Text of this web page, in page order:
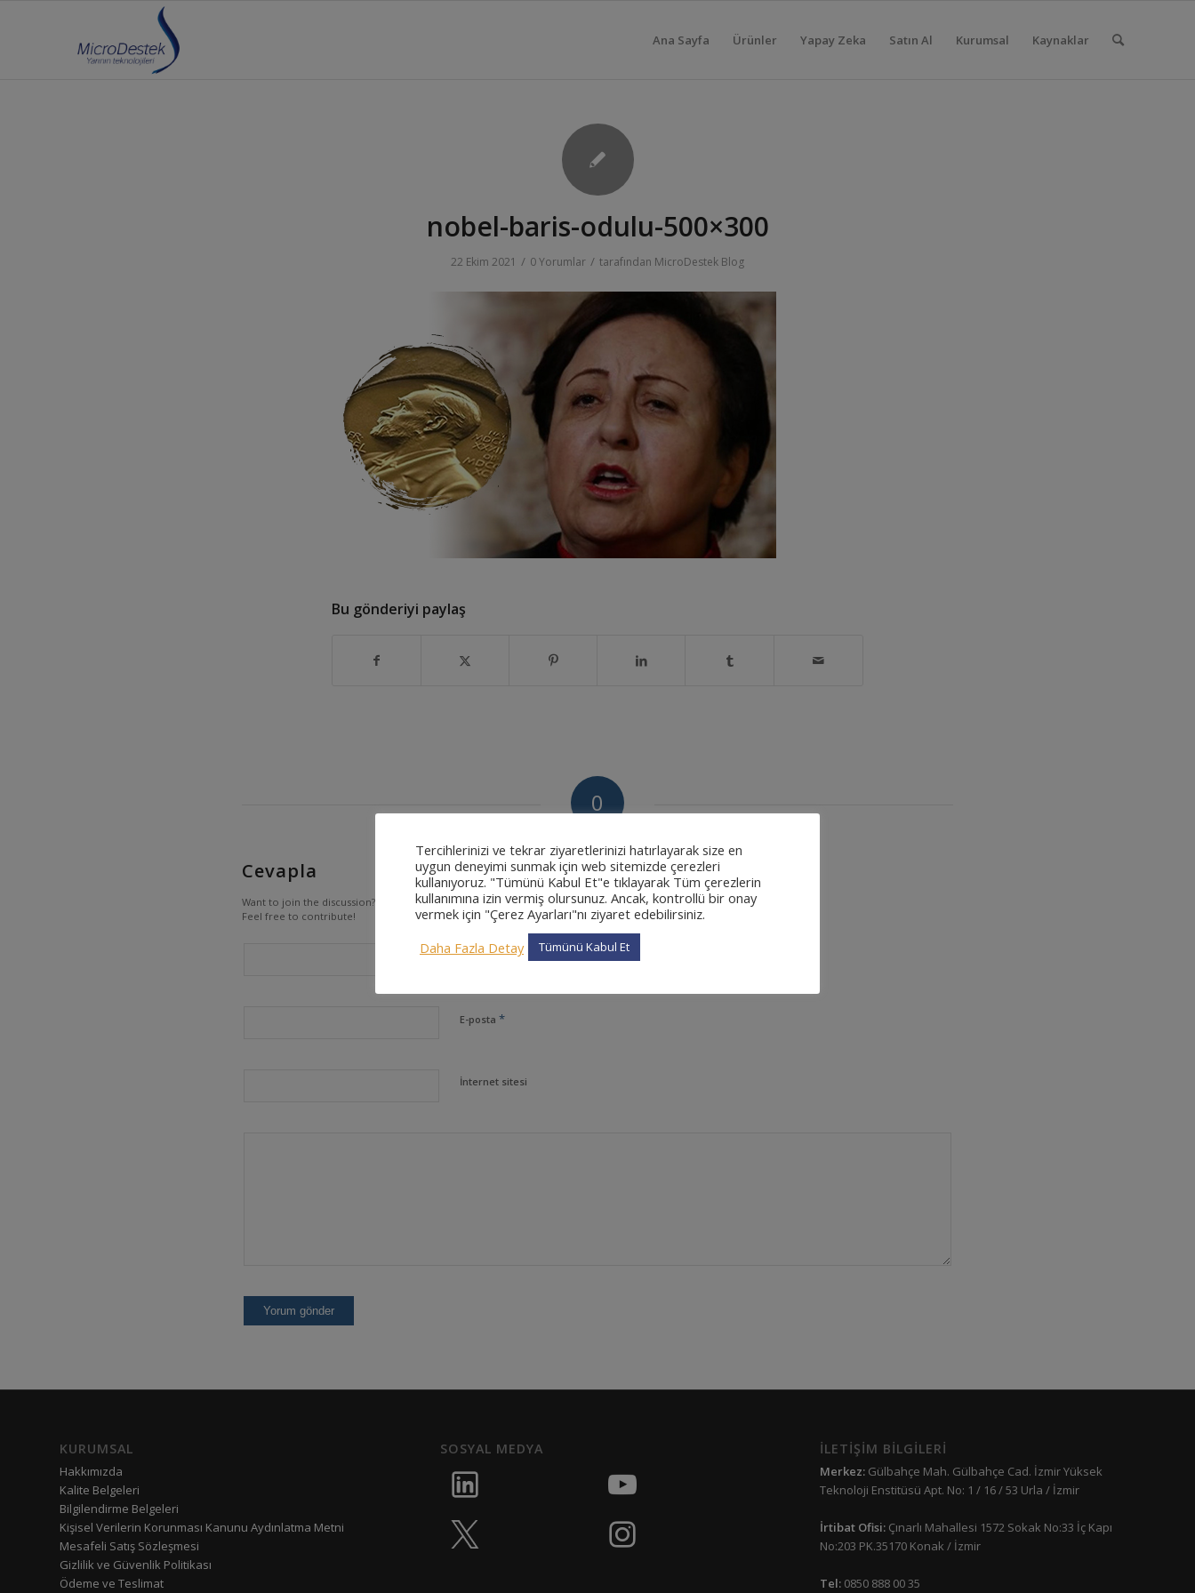
Ana Sayfa Ürünler Yapay Zeka Satın Al Kurumsal Kaynaklar
nobel-baris-odulu-500×300
22 Ekim 2021 / 0 Yorumlar / tarafından MicroDestek Blog
Bu gönderiyi paylaş
0
Cevapla
Want to join the discussion?
Feel free to contribute!
Ad*
E-posta *
İnternet sitesi
KURUMSAL
Hakkımızda
Kalite Belgeleri
Bilgilendirme Belgeleri
Kişisel Verilerin Korunması Kanunu Aydınlatma Metni
Mesafeli Satış Sözleşmesi
Gizlilik ve Güvenlik Politikası
Ödeme ve Teslimat
SOSYAL MEDYA İLETİŞİM BİLGİLERİ
Merkez: Gülbahçe Mah. Gülbahçe Cad. İzmir Yüksek
Teknoloji Enstitüsü Apt. No: 1 / 16 / 53 Urla / İzmir
İrtibat Ofisi: Çınarlı Mahallesi 1572 Sokak No:33 İç Kapı
No:203 PK.35170 Konak / İzmir
Tel: 0850 888 00 35
Tercihlerinizi ve tekrar ziyaretlerinizi hatırlayarak size en
uygun deneyimi sunmak için web sitemizde çerezleri
kullanıyoruz. "Tümünü Kabul Et"e tıklayarak Tüm çerezlerin
kullanımına izin vermiş olursunuz. Ancak, kontrollü bir onay
vermek için "Çerez Ayarları"nı ziyaret edebilirsiniz.
Daha Fazla Detay
Tümünü Kabul Et